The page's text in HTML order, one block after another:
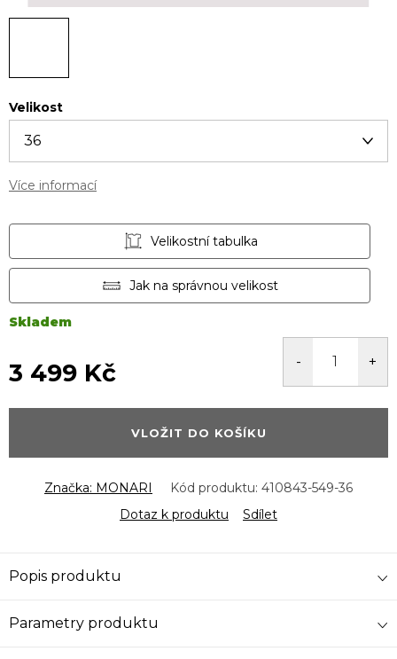
Velikost
Více informací
Velikostní tabulka
Jak na správnou velikost
Skladem
3 499 Kč
cena:
VLOŽIT DO KOŠÍKU
Značka: MONARI Kód produktu: 410843-549-36
Dotaz k produktu
Sdílet
Popis produktu
Parametry produktu